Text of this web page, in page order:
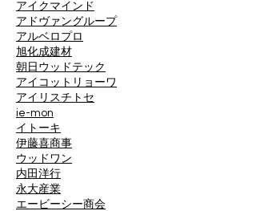
アイクマインド
アドヴァングループ
アルベロプロ
旭化成建材
朝日ウッドテック
アイコットリョーワ
アイリスチトセ
ie-mon
イトーキ
伊藤喜商事
ウッドワン
内田洋行
永大産業
エービーシー商会